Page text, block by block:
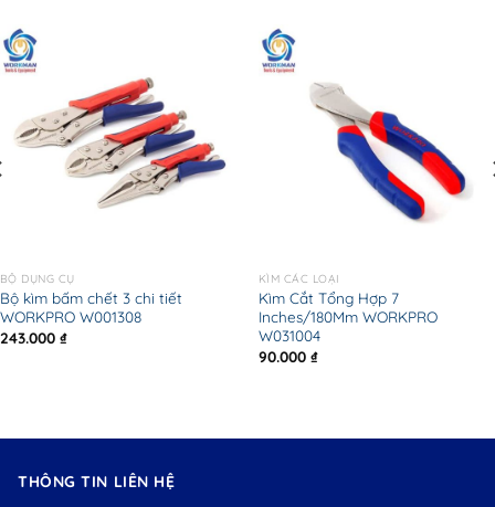
BỘ DỤNG CỤ
Bộ kìm bấm chết 3 chi tiết
WORKPRO W001308
243.000 ₫
KÌM CÁC LOẠI
Kìm Cắt Tổng Hợp 7
Inches/180Mm WORKPRO
W031004
90.000 ₫
THÔNG TIN LIÊN HỆ